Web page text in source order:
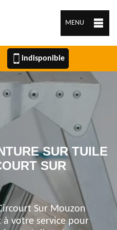
MENU
indisponible
SUR TUILE
SUR
Sur Mouzon
à votre service pour